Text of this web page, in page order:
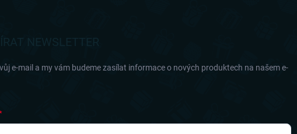
NEWSLETTER
e-mail a my vám budeme zasílat informace o nových produktech na našem e-